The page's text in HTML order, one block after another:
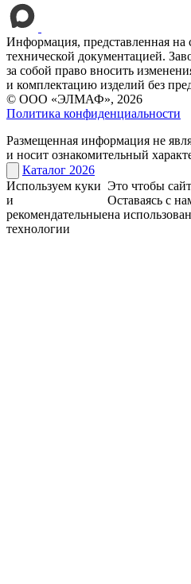
Информация, представленная на
технической документацией.
за собой право вносить
и комплектацию изделий без
© ООО «ЭЛМАФ», 2026
Политика конфиденциальности
Размещенная информация не
и носит ознакомительный
Каталог 2026
Используем куки
и
рекомендательные
технологии
Это чтобы
Оставаясь с
на